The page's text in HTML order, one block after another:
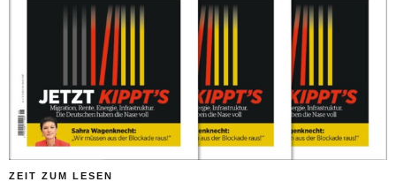
ZEIT ZUM LESEN